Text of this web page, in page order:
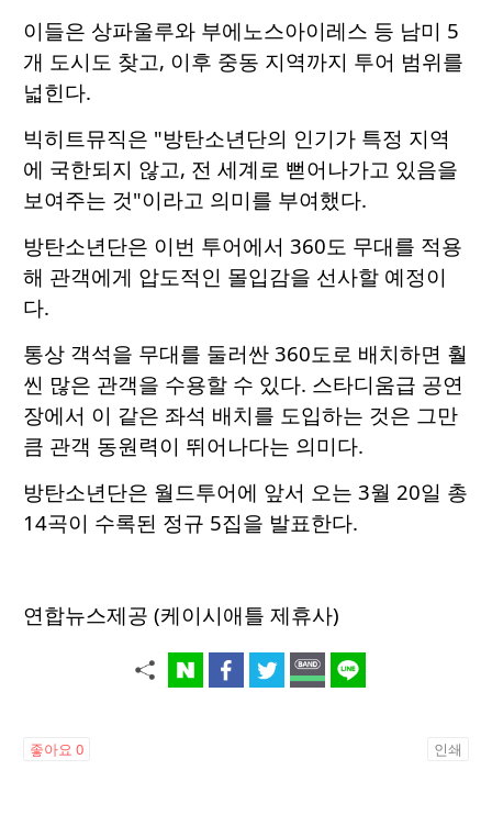
이들은 상파울루와 부에노스아이레스 등 남미 5
개 도시도 찾고, 이후 중동 지역까지 투어 범위를
넓힌다.
빅히트뮤직은 "방탄소년단의 인기가 특정 지역
에 국한되지 않고, 전 세계로 뻗어나가고 있음을
보여주는 것"이라고 의미를 부여했다.
방탄소년단은 이번 투어에서 360도 무대를 적용
해 관객에게 압도적인 몰입감을 선사할 예정이
다.
통상 객석을 무대를 둘러싼 360도로 배치하면 훨
씬 많은 관객을 수용할 수 있다. 스타디움급 공연
장에서 이 같은 좌석 배치를 도입하는 것은 그만
큼 관객 동원력이 뛰어나다는 의미다.
방탄소년단은 월드투어에 앞서 오는 3월 20일 총
14곡이 수록된 정규 5집을 발표한다.
연합뉴스제공 (케이시애틀 제휴사)
좋아요 0 인쇄